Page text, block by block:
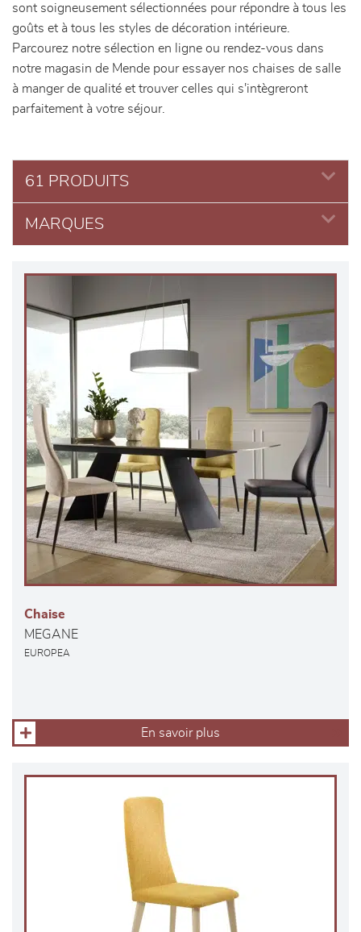
sont soigneusement sélectionnées pour répondre à tous les
goûts et à tous les styles de décoration intérieure.
Parcourez notre sélection en ligne ou rendez-vous dans
notre magasin de Mende pour essayer nos chaises de salle
à manger de qualité et trouver celles qui s'intègreront
parfaitement à votre séjour.
61 PRODUITS
MARQUES
Chaise
MEGANE
EUROPEA
En savoir plus